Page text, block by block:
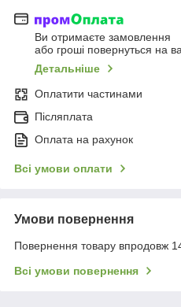
Ви отримаєте замовлення
або гроші повернуться на
Детальніше
Оплатити частинами
Післяплата
Оплата на рахунок
Всі умови оплати
Умови повернення
Повернення товару впродовж
Всі умови повернення